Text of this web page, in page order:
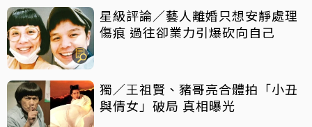
星級評論／藝人離婚只想安靜處理
傷痕 過往卻業力引爆砍向自己
獨／王祖賢、豬哥亮合體拍「小丑
與倩女」破局 真相曝光